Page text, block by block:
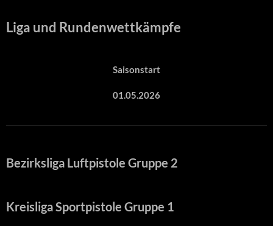
Liga und Rundenwettkämpfe
Saisonstart
01.05.2026
Bezirksliga Luftpistole Gruppe 2
Kreisliga Sportpistole Gruppe 1